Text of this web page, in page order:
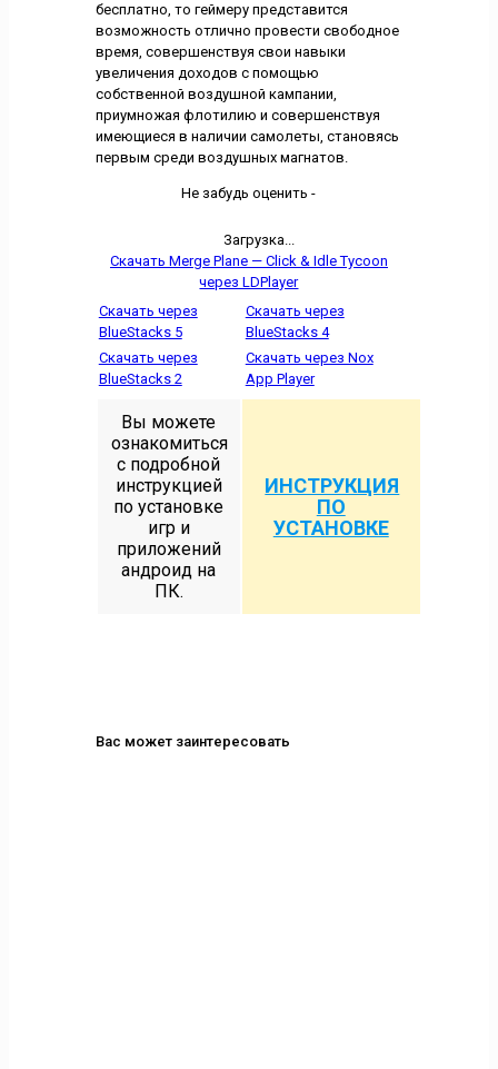
бесплатно, то геймеру представится
возможность отлично провести свободное
время, совершенствуя свои навыки
увеличения доходов с помощью
собственной воздушной кампании,
приумножая флотилию и совершенствуя
имеющиеся в наличии самолеты, становясь
первым среди воздушных магнатов.
Не забудь оценить -
Загрузка...
Скачать Merge Plane — Click & Idle Tycoon
через LDPlayer
Скачать через
BlueStacks 5
Скачать через
BlueStacks 4
Скачать через
BlueStacks 2
Скачать через Nox
App Player
Вы можете
ознакомиться
с подробной
инструкцией
по установке
игр и
приложений
андроид на
ПК.
ИНСТРУКЦИЯ
ПО
УСТАНОВКЕ
Вас может заинтересовать